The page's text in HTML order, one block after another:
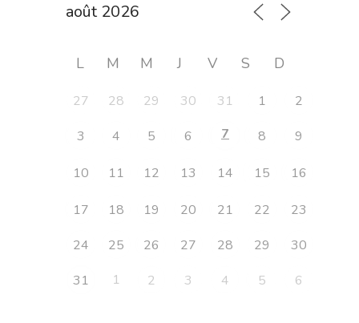
L M M J V S D
27 28 29 30 31 1
2
3
4 5 6 7 8 9
10 11 12 13 14 15 16
17 18 19 20 21 22
23
24
25 26 27 28 29
30
31
1 2 3 4 5 6